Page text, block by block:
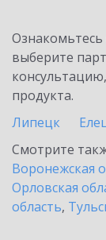
выберите
продукта.
Липецк
Смотрите
Воронежская
Орловская
область,